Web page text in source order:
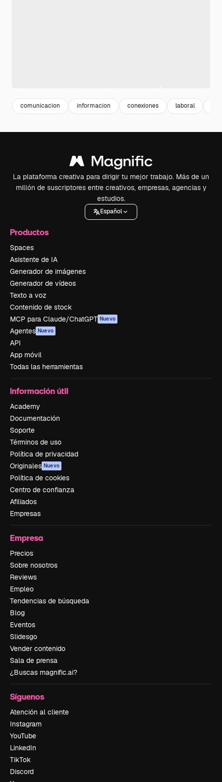
comunicacion informacion conexiones laboral
La plataforma creativa para dirigir tu mejor trabajo. Más de un
millón de suscriptores entre creativos, empresas, agencias y
estudios.
Español
Productos
Spaces
Asistente de IA
Generador de imágenes
Generador de vídeos
Texto a voz
Contenido de stock
MCP para Claude/ChatGPT Nuevo
Agentes Nuevo
API
App móvil
Todas las herramientas
Información útil
Academy
Documentación
Soporte
Términos de uso
Política de privacidad
Originales Nuevo
Política de cookies
Centro de confianza
Afiliados
Empresas
Empresa
Precios
Sobre nosotros
Reviews
Empleo
Tendencias de búsqueda
Blog
Eventos
Slidesgo
Vender contenido
Sala de prensa
¿Buscas magnific.ai?
Síguenos
Atención al cliente
Instagram
YouTube
LinkedIn
TikTok
Discord